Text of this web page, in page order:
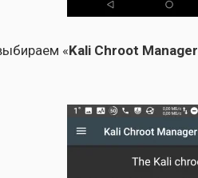
«Kali Chroot Manager